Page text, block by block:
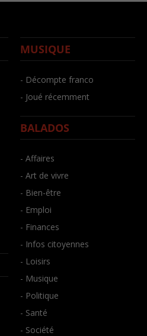
MUSIQUE
- Décompte franco
- Joué récemment
BALADOS
- Affaires
- Art de vivre
- Bien-être
- Emploi
- Finances
- Infos citoyennes
- Loisirs
- Musique
- Politique
- Santé
- Société